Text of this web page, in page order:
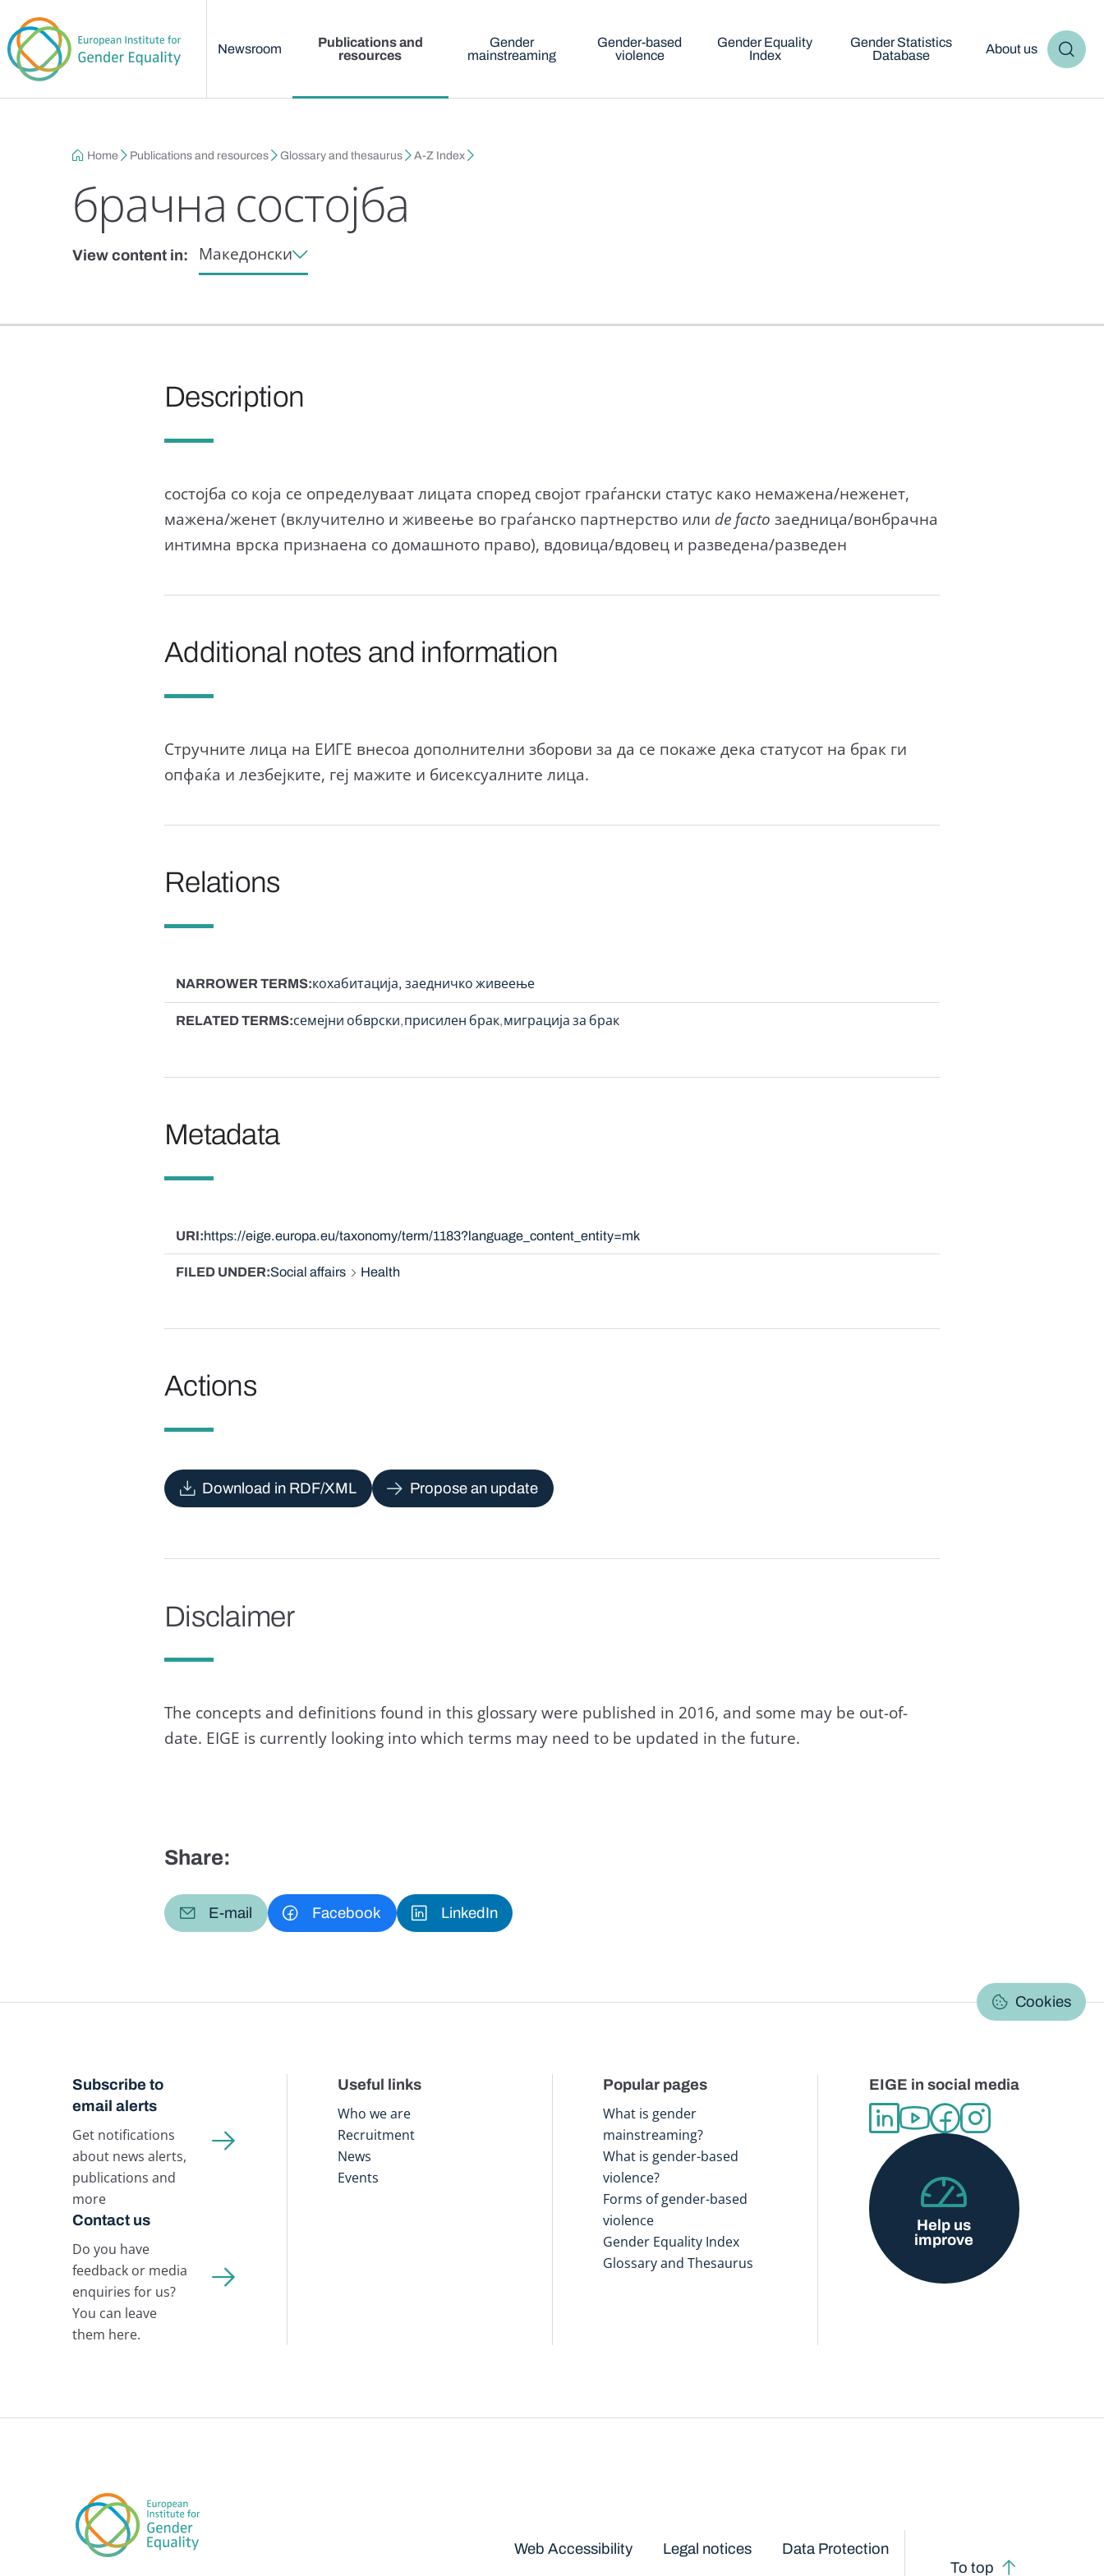
Newsroom
Publications and
resources
Gender
mainstreaming
Gender-based
violence
Gender Equality
Index
Gender Statistics
Database
About us
Breadcrumb
Home Publications and resources Glossary and thesaurus A-Z Index
брачна состојба
View content in: Македонски
Description
состојба со која се определуваат лицата според својот граѓански статус како немажена/неженет,
мажена/женет (вклучително и живеење во граѓанско партнерство или de facto заедница/вонбрачна
интимна врска признаена со домашното право), вдовица/вдовец и разведена/разведен
Additional notes and information
Стручните лица на ЕИГЕ внесоа дополнителни зборови за да се покаже дека статусот на брак ги
опфаќа и лезбејките, геј мажите и бисексуалните лица.
Relations
NARROWER TERMS кохабитација, заедничко живеење
RELATED TERMS семејни обврски присилен брак миграција за брак
Metadata
URI https://eige.europa.eu/taxonomy/term/1183?language_content_entity=mk
FILED UNDER Social affairs Health
Actions
Download in RDF/XML Propose an update
Disclaimer
The concepts and definitions found in this glossary were published in 2016, and some may be out-of-
date. EIGE is currently looking into which terms may need to be updated in the future.
Share:
E-mail Facebook LinkedIn
Cookies
Subscribe to
email alerts
Get notifications
about news alerts,
publications and
more
Contact us
Do you have
feedback or media
enquiries for us?
You can leave
them here.
Useful links
Who we are
Recruitment
News
Events
Popular pages
What is gender
mainstreaming?
What is gender-based
violence?
Forms of gender-based
violence
Gender Equality Index
Glossary and Thesaurus
EIGE in social media
Help us
improve
Web Accessibility Legal notices
Data Protection
To top